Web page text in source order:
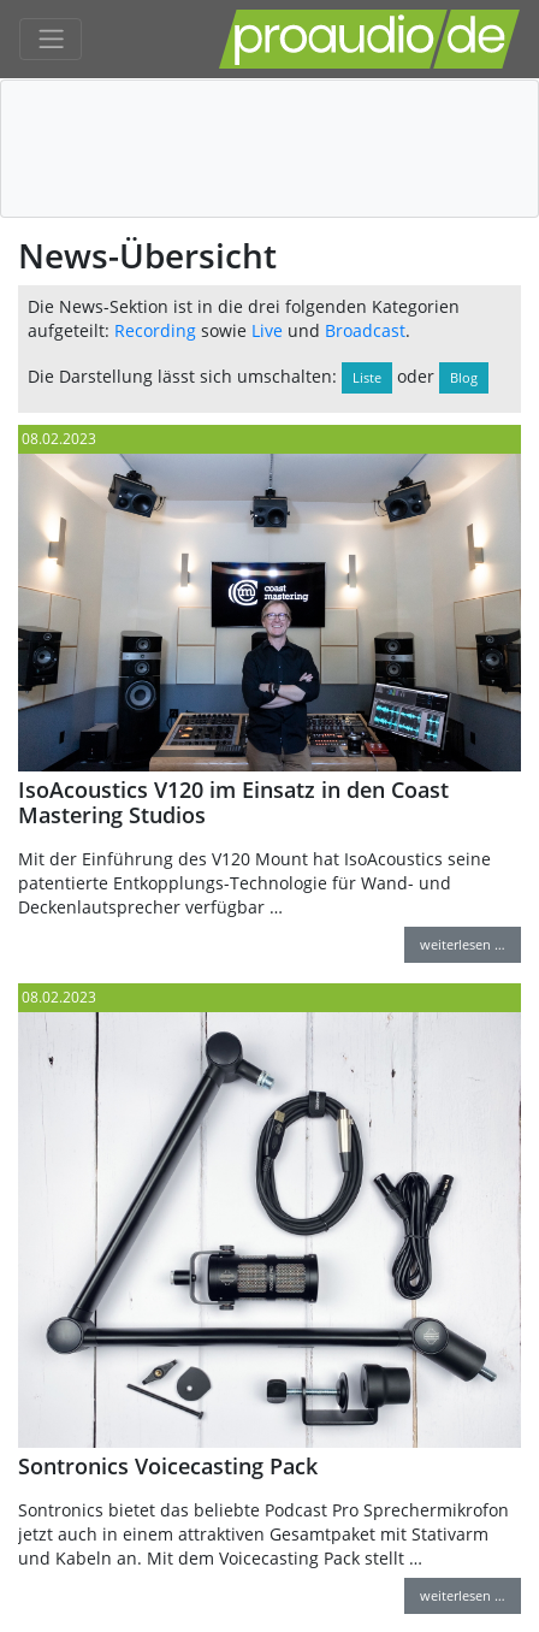
News-Übersicht
Die News-Sektion ist in die drei folgenden Kategorien
aufgeteilt: Recording sowie Live und Broadcast.
Die Darstellung lässt sich umschalten:
Liste oder Blog
08.02.2023
IsoAcoustics V120 im Einsatz in den Coast
Mastering Studios
Mit der Einführung des V120 Mount hat IsoAcoustics seine
patentierte Entkopplungs-Technologie für Wand- und
Deckenlautsprecher verfügbar …
weiterlesen …
08.02.2023
Sontronics Voicecasting Pack
Sontronics bietet das beliebte Podcast Pro Sprechermikrofon
jetzt auch in einem attraktiven Gesamtpaket mit Stativarm
und Kabeln an. Mit dem Voicecasting Pack stellt …
weiterlesen …